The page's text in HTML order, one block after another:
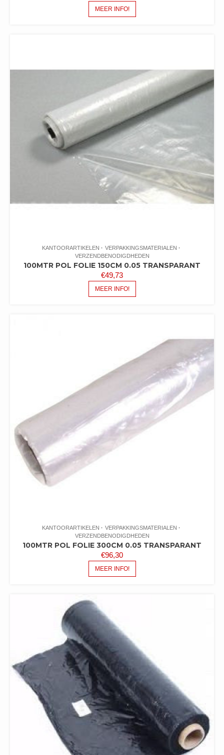
MEER INFO!
KANTOORARTIKELEN
VERPAKKINGSMATERIALEN
VERZENDBENODIGDHEDEN
100MTR POL FOLIE 150CM 0.05 TRANSPARANT
€49,73
MEER INFO!
KANTOORARTIKELEN
VERPAKKINGSMATERIALEN
VERZENDBENODIGDHEDEN
100MTR POL FOLIE 300CM 0.05 TRANSPARANT
€96,30
MEER INFO!